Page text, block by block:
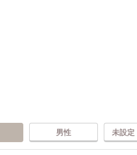
男性 未設定